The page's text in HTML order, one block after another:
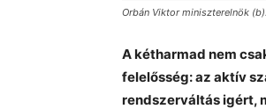
Orbán Viktor miniszterelnök
A kétharmad nem
felelősség: az aktív
rendszerváltás igért,